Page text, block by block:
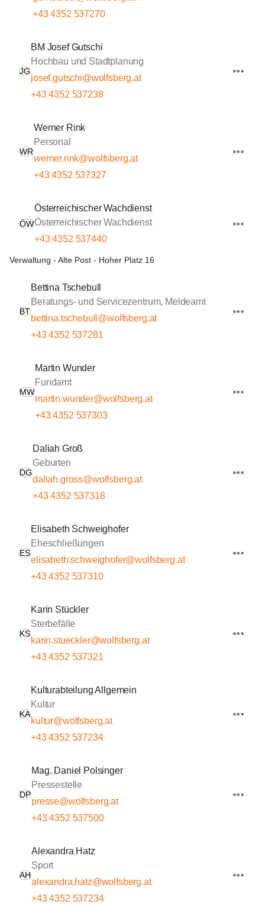
+43 4352 537270
JG
BM Josef Gutschi
Hochbau und Stadtplanung
josef.gutschi@wolfsberg.at
+43 4352 537238
WR
Werner Rink
Personal
werner.rink@wolfsberg.at
+43 4352 537327
ÖW
Österreichischer Wachdienst
Österreichischer Wachdienst
+43 4352 537440
Verwaltung - Alte Post - Hoher Platz 16
BT
Bettina Tschebull
Beratungs- und Servicezentrum, Meldeamt
bettina.tschebull@wolfsberg.at
+43 4352 537281
MW
Martin Wunder
Fundamt
martin.wunder@wolfsberg.at
+43 4352 537303
DG
Daliah Groß
Geburten
daliah.gross@wolfsberg.at
+43 4352 537318
ES
Elisabeth Schweighofer
Eheschließungen
elisabeth.schweighofer@wolfsberg.at
+43 4352 537310
KS
Karin Stückler
Sterbefälle
karin.stueckler@wolfsberg.at
+43 4352 537321
KA
Kulturabteilung Allgemein
Kultur
kultur@wolfsberg.at
+43 4352 537234
DP
Mag. Daniel Polsinger
Pressestelle
presse@wolfsberg.at
+43 4352 537500
AH
Alexandra Hatz
Sport
alexandra.hatz@wolfsberg.at
+43 4352 537234